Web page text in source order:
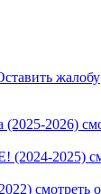
жалобу